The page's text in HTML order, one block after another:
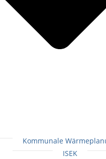
Kommunale
ISEK